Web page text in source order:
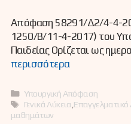
Απόφαση 58291/Δ2/4-4-
1250/Β/11-4-2017) του
Παιδείας Ορίζεται ως
περισσότερα
Κατηγορίες
Υπουργική Απόφαση
Ετικέτες
Γενικά Λύκεια Επαγγελματικό
μαθημάτων